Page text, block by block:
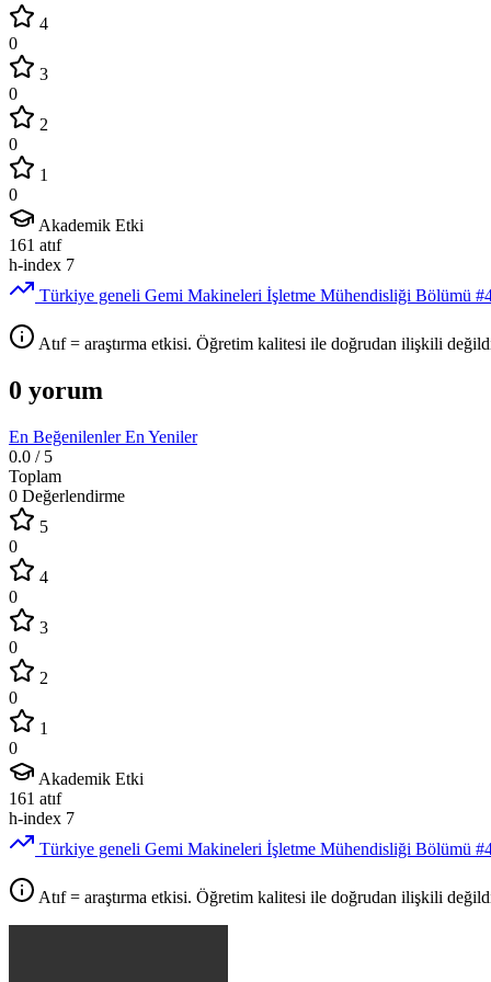
4
0
3
0
2
0
1
0
Akademik Etki
161 atıf
h-index 7
Türkiye geneli Gemi Makineleri İşletme Mühendisliği Bölümü
Atıf = araştırma etkisi. Öğretim kalitesi ile doğrudan ilişkili
0 yorum
En BeğenilenlerEn Yeniler
0.0 / 5
Toplam
0 Değerlendirme
5
0
4
0
3
0
2
0
1
0
Akademik Etki
161 atıf
h-index 7
Türkiye geneli Gemi Makineleri İşletme Mühendisliği Bölümü
Atıf = araştırma etkisi. Öğretim kalitesi ile doğrudan ilişkili